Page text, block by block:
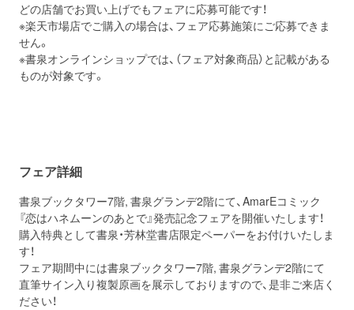
どの店舗でお買い上げでもフェアに応募可能です！
※楽天市場店でご購入の場合は、フェア応募施策にご応募できま
せん。
※書泉オンラインショップでは、（フェア対象商品）と記載がある
ものが対象です。
フェア詳細
書泉ブックタワー7階, 書泉グランデ2階にて、AmarEコミック
『恋はハネムーンのあとで』発売記念フェアを開催いたします！
購入特典として書泉・芳林堂書店限定ペーパーをお付けいたしま
す！
フェア期間中には書泉ブックタワー7階, 書泉グランデ2階にて
直筆サイン入り複製原画を展示しておりますので、是非ご来店く
ださい！